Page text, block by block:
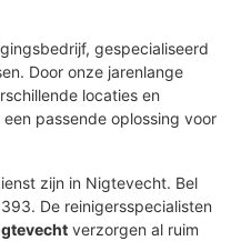
gespecialiseerd
Door onze jarenlange
locaties en
passende oplossing voor
zijn in Nigtevecht. Bel
De reinigersspecialisten
verzorgen al ruim